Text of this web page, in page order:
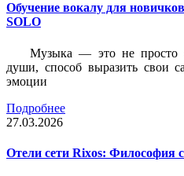
Обучение вокалу для
SOLO
Музыка — это не просто
души, способ выразить свои
эмоции
Подробнее
27.03.2026
Отели сети Rixos: Философия